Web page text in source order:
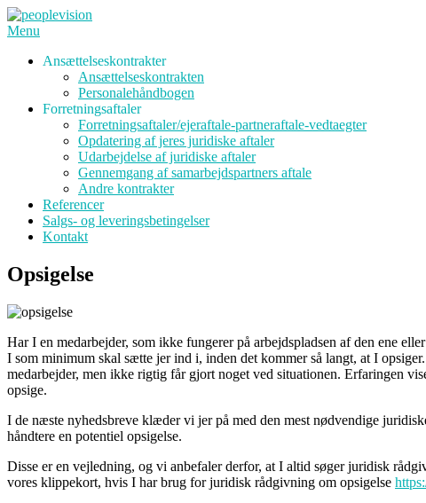
Spring
til
Menu
Ansættelseskontrakter
Ansættelseskontrakten
Personalehåndbogen
Forretningsaftaler
Forretningsaftaler/ejeraftale-partneraftale-vedtaegter
Opdatering af jeres juridiske aftaler
Udarbejdelse af juridiske aftaler
Gennemgang af samarbejdspartners aftale
Andre kontrakter
Referencer
Salgs- og leveringsbetingelser
Kontakt
Opsigelse
Har I en medarbejder, som ikke fungerer på arbejdspladsen af den ene
I som minimum skal sætte jer ind i, inden det kommer så langt, at I
medarbejder, men ikke rigtig får gjort noget ved situationen. Erfaringen
opsige.
I de næste nyhedsbreve klæder vi jer på med den mest nødvendige
håndtere en potentiel opsigelse.
Disse er en vejledning, og vi anbefaler derfor, at I altid søger juridisk
vores klippekort, hvis I har brug for juridisk rådgivning om opsigelse